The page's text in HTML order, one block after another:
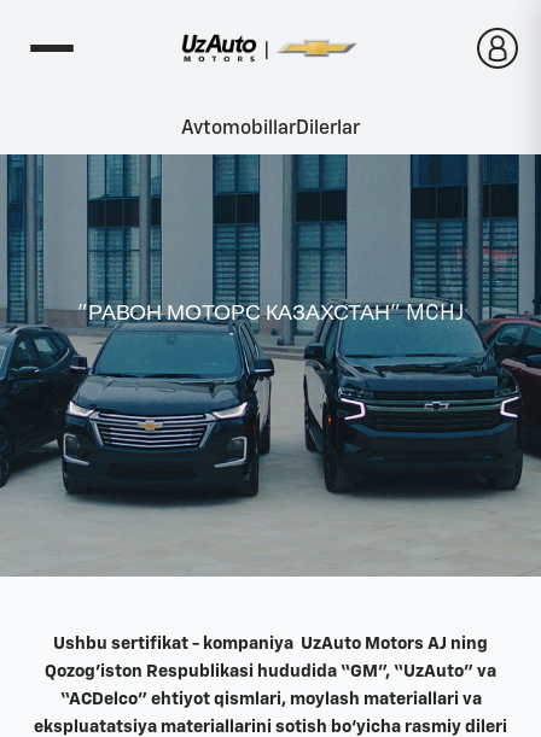
AvtomobillarDilerlar
"РАВОН МОТОРС КАЗАХСТАН" MCHJ
Ushbu sertifikat - kompaniya UzAuto Motors AJ ning
Qozog'iston Respublikasi hududida “GM”, “UzAuto” va
“ACDelco” ehtiyot qismlari, moylash materiallari va
ekspluatatsiya materiallarini sotish bo‘yicha rasmiy dileri